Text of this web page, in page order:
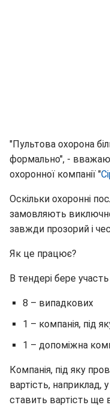
"Пультова охорона
формально", -
охоронної компанії "
Оскільки охоронні
замовляють
завжди прозорий і
Як це працює?
В тендері бере
8 – випадкових
1 – компанія, під
1 – допоміжна
Компанія, під яку
вартість, наприклад,
ставить вартість ще